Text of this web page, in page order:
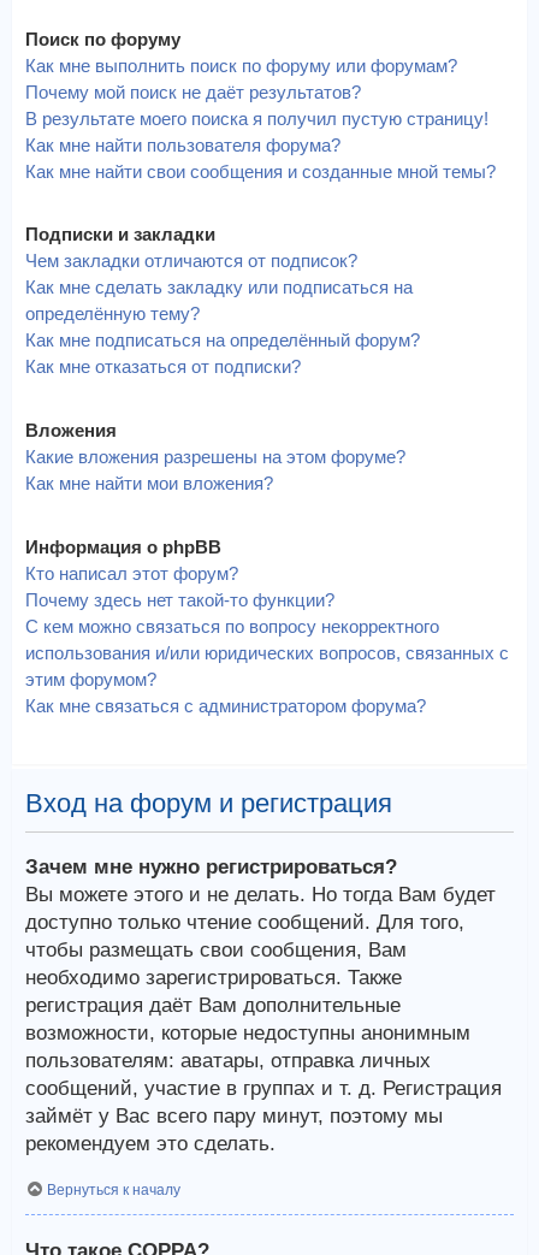
Поиск по форуму
Как мне выполнить поиск по форуму или форумам?
Почему мой поиск не даёт результатов?
В результате моего поиска я получил пустую страницу!
Как мне найти пользователя форума?
Как мне найти свои сообщения и созданные мной темы?
Подписки и закладки
Чем закладки отличаются от подписок?
Как мне сделать закладку или подписаться на
определённую тему?
Как мне подписаться на определённый форум?
Как мне отказаться от подписки?
Вложения
Какие вложения разрешены на этом форуме?
Как мне найти мои вложения?
Информация о phpBB
Кто написал этот форум?
Почему здесь нет такой-то функции?
С кем можно связаться по вопросу некорректного
использования и/или юридических вопросов, связанных с
этим форумом?
Как мне связаться с администратором форума?
Вход на форум и регистрация
Зачем мне нужно регистрироваться?
Вы можете этого и не делать. Но тогда Вам будет
доступно только чтение сообщений. Для того,
чтобы размещать свои сообщения, Вам
необходимо зарегистрироваться. Также
регистрация даёт Вам дополнительные
возможности, которые недоступны анонимным
пользователям: аватары, отправка личных
сообщений, участие в группах и т. д. Регистрация
займёт у Вас всего пару минут, поэтому мы
рекомендуем это сделать.
Вернуться к началу